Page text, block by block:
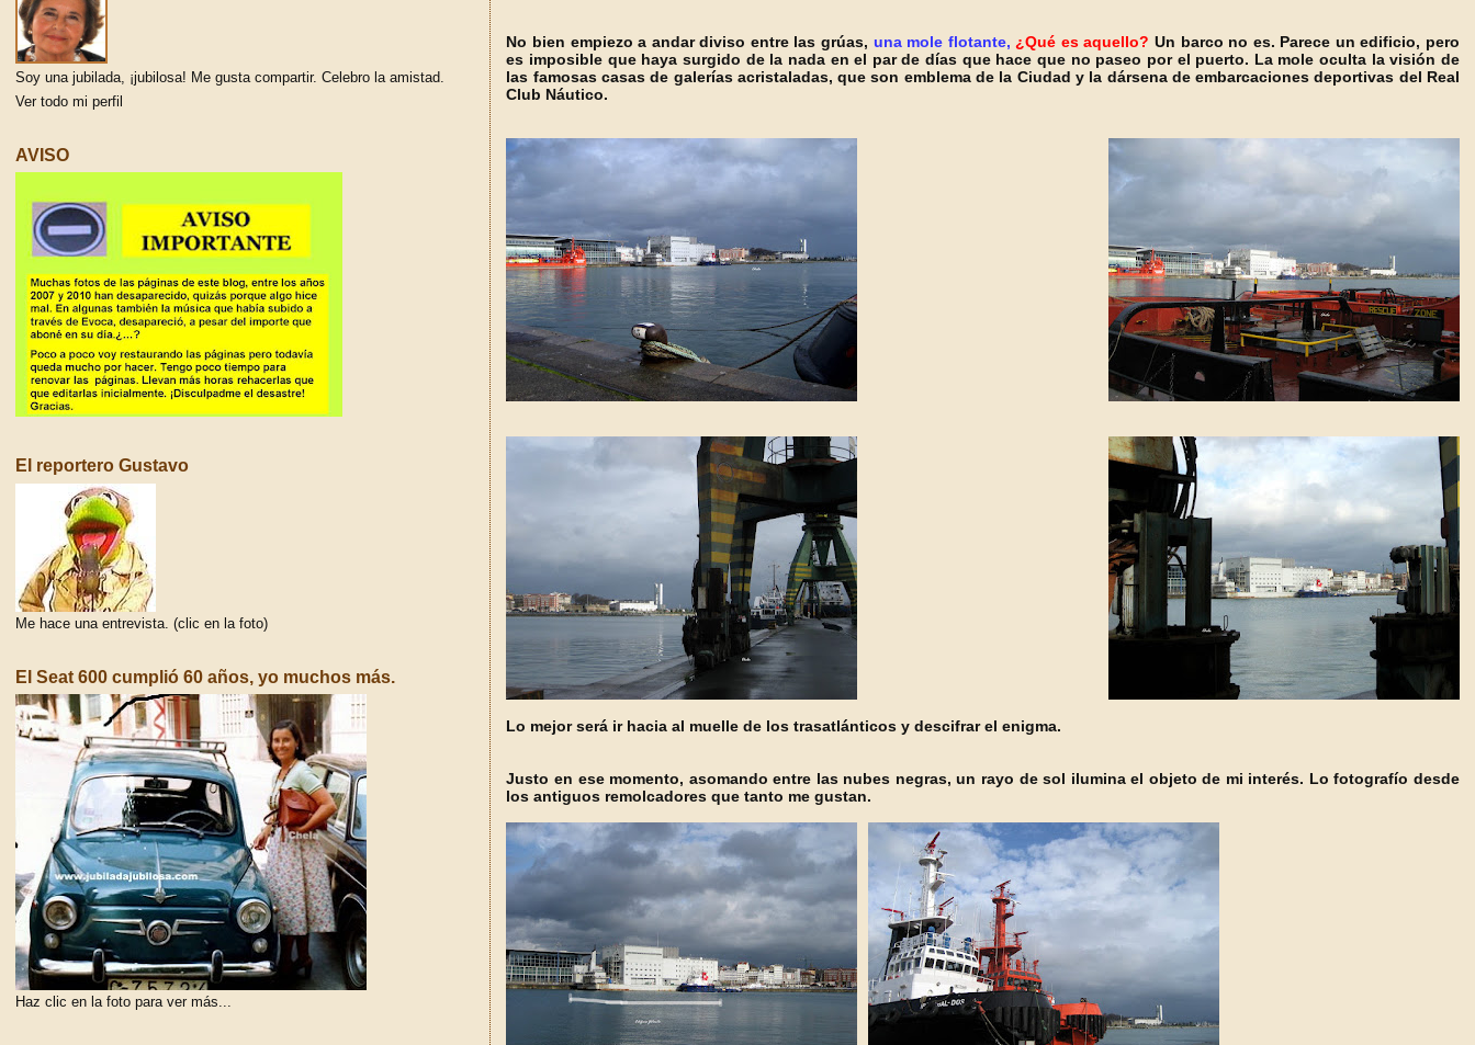
No bien empiezo a andar diviso entre las grúas, una mole flotante, ¿Qué es aquello? Un barco no es. Parece un edificio, pero
es imposible que haya surgido de la nada en el par de días que hace que no paseo por el puerto. La mole oculta la visión de
las famosas casas de galerías acristaladas, que son emblema de la Ciudad y la dársena de embarcaciones deportivas del Real
Club Náutico.
Lo mejor será ir hacia al muelle de los trasatlánticos y descifrar el enigma.
Justo en ese momento, asomando entre las nubes negras, un rayo de sol ilumina el objeto de mi interés. Lo fotografío desde
los antiguos remolcadores que tanto me gustan.
Soy una jubilada, ¡jubilosa! Me gusta compartir. Celebro la amistad.
Ver todo mi perfil
AVISO
El reportero Gustavo
Me hace una entrevista. (clic en la foto)
El Seat 600 cumplió 60 años, yo muchos más.
Haz clic en la foto para ver más...